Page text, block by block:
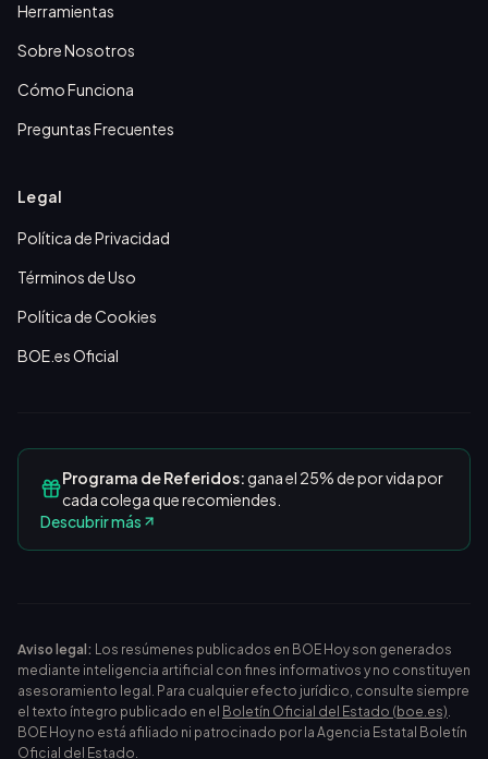
Herramientas
Sobre Nosotros
Cómo Funciona
Preguntas Frecuentes
Legal
Política de Privacidad
Términos de Uso
Política de Cookies
BOE.es Oficial
Programa de Referidos:gana el 25% de por vida por
cada colega que recomiendes.
Descubrir más
Aviso legal: Los resúmenes publicados en BOE Hoy son generados
mediante inteligencia artificial con fines informativos y no constituyen
asesoramiento legal. Para cualquier efecto jurídico, consulte siempre
el texto íntegro publicado en el Boletín Oficial del Estado (boe.es).
BOE Hoy no está afiliado ni patrocinado por la Agencia Estatal Boletín
Oficial del Estado.